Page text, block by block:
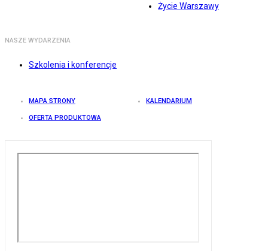
Życie Warszawy
NASZE WYDARZENIA
Szkolenia i konferencje
MAPA STRONY KALENDARIUM
OFERTA PRODUKTOWA